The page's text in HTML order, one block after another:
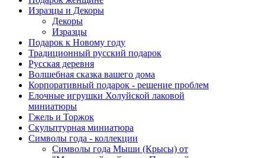
Изразцы и Декоры
Декоры
Изразцы
Подарок к Новому году
Традиционный русский подарок
Русская деревня
Волшебная сказка вашего дома
Корпоративный подарок - решение проблем
Елочные игрушки Холуйской лаковой
миниатюры
Гжель и Торжок
Скульптурная миниатюра
Символы года - коллекции
Символы года Мыши (Крысы) от